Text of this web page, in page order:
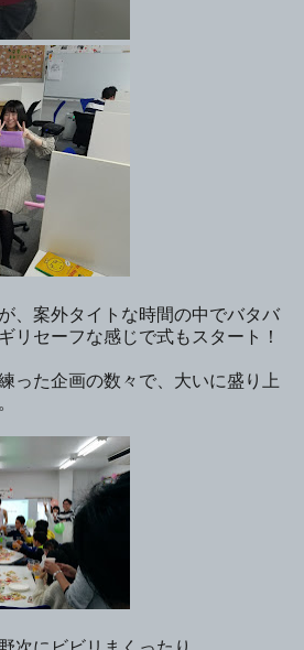
、案外タイトな時間の中でバタバ
リセーフな感じで式もスタート！
った企画の数々で、大いに盛り上